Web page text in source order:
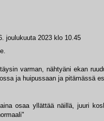
joulukuuta 2023 klo 10.45
varman, nähtyäni ekan
ja huipussaan ja pitämässä
osaa yllättää näillä, juuri